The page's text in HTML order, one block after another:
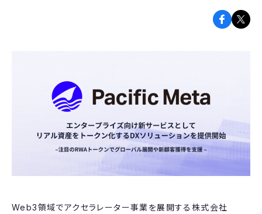
Web3領域でアクセラレーター事業を展開する株式会社